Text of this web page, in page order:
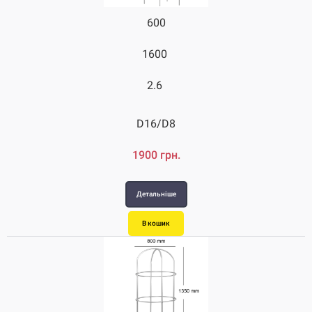
600
1600
2.6
D16/D8
1900 грн.
Детальніше
В кошик
600
2400
3.6
D16/D8
2980 грн.
Детальніше
В кошик